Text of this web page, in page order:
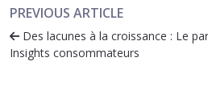
PREVIOUS ARTICLE
Des lacunes à la croissance : Le
Insights consommateurs